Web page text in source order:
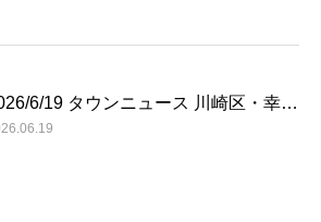
6/19 タウンニュース 川崎区・幸…